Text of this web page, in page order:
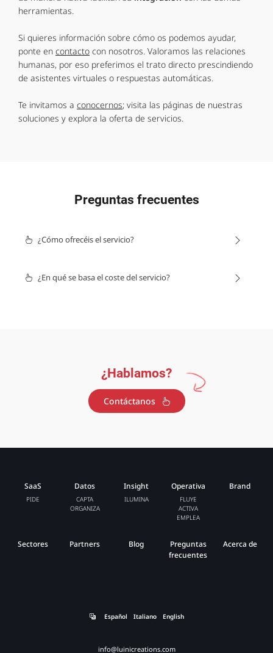
herramientas.
Si quieres información sobre cómo os podemos ayudar,
ponte en contacto con nosotros. Valoramos las relaciones
humanas, por eso preferimos el trato directo prescindiendo
de asistentes virtuales o respuestas automáticas.
Te invitamos a conocernos; visita las páginas de nuestras
soluciones y explora la oferta de servicios.
Preguntas frecuentes
¿Cómo ofrecéis el servicio?
¿En qué se basa el coste del servicio?
¿Hablamos?
Contáctanos
SaaS
PIDE
Datos
CAPTA
ORGANIZA
Insight
ILUMINA
Operativa
FLUYE
ACTIVA
EMPLEA
Brand
Sectores Partners Blog
Preguntas
frecuentes
Acerca de
Español Italiano English
info@luinicreations.com